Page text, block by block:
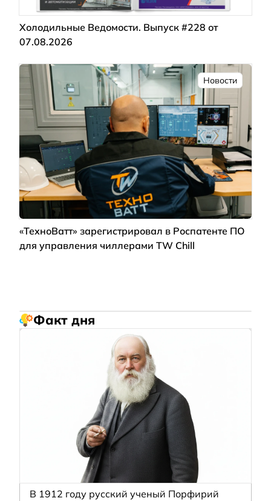
Холодильные Ведомости. Выпуск #228 от
07.08.2026
Новости
«ТехноВатт» зарегистрировал в Роспатенте ПО
для управления чиллерами TW Chill
Факт дня
В 1912 году русский ученый Порфирий